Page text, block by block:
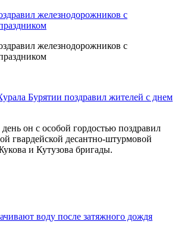
железнодорожников с
железнодорожников с
Бурятии поздравил жителей с днем
он с особой гордостью поздравил
гвардейской десантно-штурмовой
и Кутузова бригады.
воду после затяжного дождя